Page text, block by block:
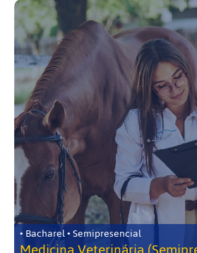
• Bacharel • Semipresencial